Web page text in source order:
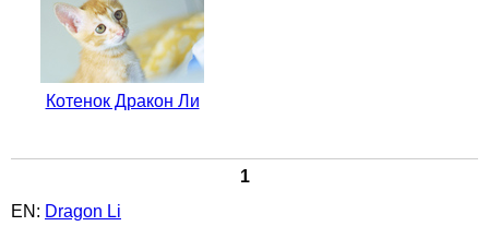
Котенок Дракон Ли
1
EN: Dragon Li